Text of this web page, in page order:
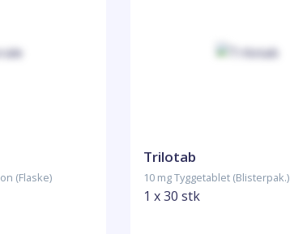
(Flaske)
Trilotab
10 mg Tyggetablet (Blisterpak.)
1 x 30 stk